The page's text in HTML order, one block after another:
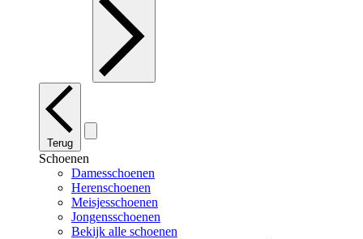
Terug
Schoenen
Damesschoenen
Herenschoenen
Meisjesschoenen
Jongensschoenen
Bekijk alle schoenen